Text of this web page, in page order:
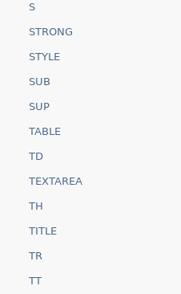
S
STRONG
STYLE
SUB
SUP
TABLE
TD
TEXTAREA
TH
TITLE
TR
TT